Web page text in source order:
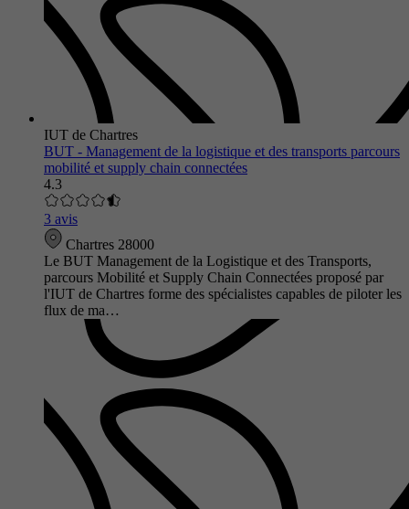
IUT de Chartres
BUT - Management de la logistique et des transports parcours
mobilité et supply chain connectées
4.3
3 avis
Chartres 28000
Le BUT Management de la Logistique et des Transports,
parcours Mobilité et Supply Chain Connectées proposé par
l'IUT de Chartres forme des spécialistes capables de piloter les
flux de ma…